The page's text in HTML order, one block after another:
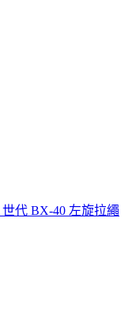
世代 BX-40 左旋拉繩